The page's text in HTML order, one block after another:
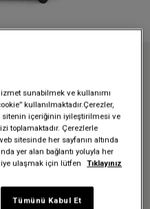
VALİZ
MARINE
sunabilmek ve kullanımı
kullanılmaktadır.Çerezler,
sitenin içeriğinin iyileştirilmesi ve
toplamaktadır. Çerezlerle
sitesinde her sayfanın altında
yer alan bağlantı yoluyla her
ulaşmak için lütfen
Tıklayınız
Tümünü Kabul Et